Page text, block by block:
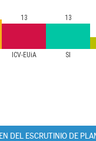
ICV-EUiA SI
13
13
DEL ESCRUTINIO DE